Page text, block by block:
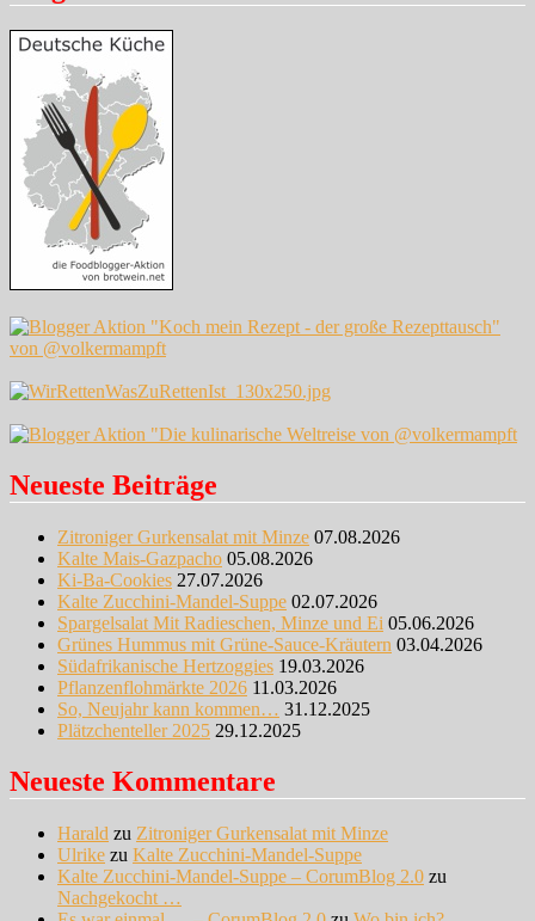
Neueste Beiträge
Zitroniger Gurkensalat mit Minze 07.08.2026
Kalte Mais-Gazpacho 05.08.2026
Ki-Ba-Cookies 27.07.2026
Kalte Zucchini-Mandel-Suppe 02.07.2026
Spargelsalat Mit Radieschen, Minze und Ei 05.06.2026
Grünes Hummus mit Grüne-Sauce-Kräutern 03.04.2026
Südafrikanische Hertzoggies 19.03.2026
Pflanzenflohmärkte 2026 11.03.2026
So, Neujahr kann kommen… 31.12.2025
Plätzchenteller 2025 29.12.2025
Neueste Kommentare
Harald zu Zitroniger Gurkensalat mit Minze
Ulrike zu Kalte Zucchini-Mandel-Suppe
Kalte Zucchini-Mandel-Suppe – CorumBlog 2.0 zu
Nachgekocht …